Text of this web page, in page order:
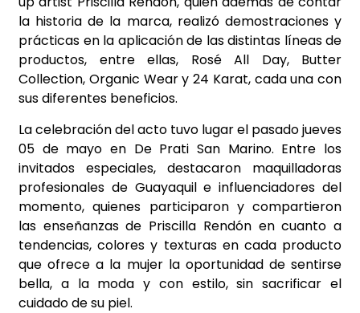
la historia de la marca, realizó demostraciones y
prácticas en la aplicación de las distintas líneas de
productos, entre ellas, Rosé All Day, Butter
Collection, Organic Wear y 24 Karat, cada una con
sus diferentes beneficios.
La celebración del acto tuvo lugar el pasado jueves
05 de mayo en De Prati San Marino. Entre los
invitados especiales, destacaron maquilladoras
profesionales de Guayaquil e influenciadores del
momento, quienes participaron y compartieron
las enseñanzas de Priscilla Rendón en cuanto a
tendencias, colores y texturas en cada producto
que ofrece a la mujer la oportunidad de sentirse
bella, a la moda y con estilo, sin sacrificar el
cuidado de su piel.